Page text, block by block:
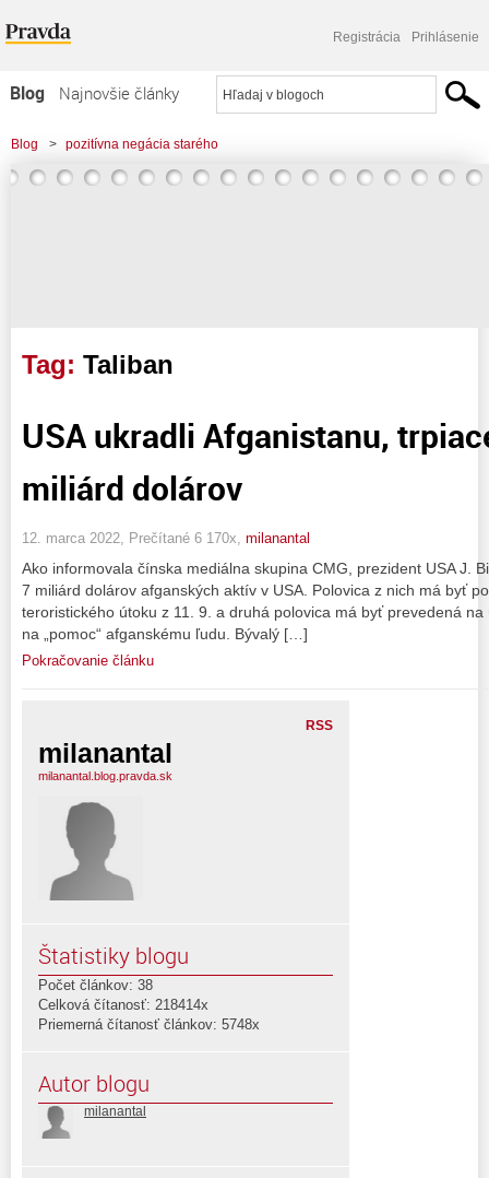
Registrácia Prihlásenie
Blog
Najnovšie články
Najčítanejšie články
Najkomentovanejšie články
Blog > pozitívna negácia starého
> USA ukradli Afganistanu, trpiacemu hladom, 7 miliárd dolárov
Tag: Taliban
USA ukradli Afganistanu,
miliárd dolárov
12. marca 2022, Prečítané 6 170x, milanantal
Ako informovala čínska mediálna skupina CMG, prezident USA J.
7 miliárd dolárov afganských aktív v USA. Polovica z nich má byť
teroristického útoku z 11. 9. a druhá polovica má byť prevedená
na „pomoc“ afganskému ľudu. Bývalý […]
Pokračovanie článku
RSS
milanantal
milanantal.blog.pravda.sk
Štatistiky blogu
Počet článkov: 38
Celková čítanosť: 218414x
Priemerná čítanosť článkov: 5748x
Autor blogu
milanantal